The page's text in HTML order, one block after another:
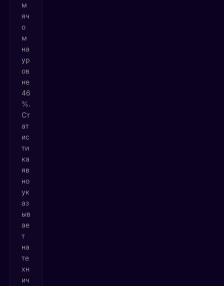
м
яч
о
м
на
ур
ов
не
46
%.
Ст
ат
ис
ти
ка
яв
но
ук
аз
ыв
ае
т
на
те
хн
ич